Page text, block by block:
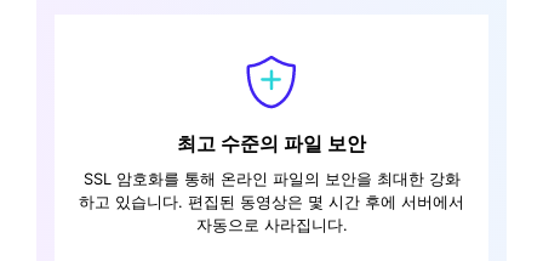
최고 수준의 파일 보안
SSL 암호화를 통해 온라인 파일의 보안을 최대한 강화
하고 있습니다. 편집된 동영상은 몇 시간 후에 서버에서
자동으로 사라집니다.